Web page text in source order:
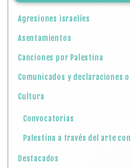
Convocatorias
Palestina a través del arte
Detenciones administrativas
en la ciencia
en la cultura y educación
en la política